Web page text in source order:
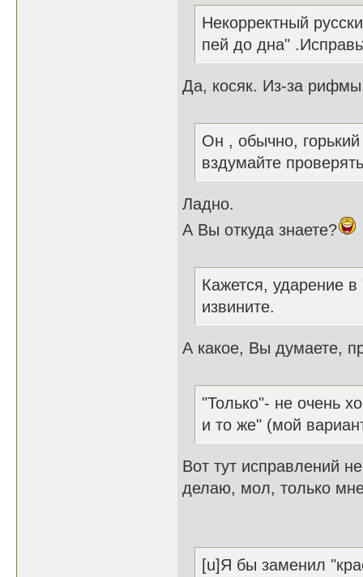
Некорректный
пей до дна"
Да, косяк. Из-за
Он , обычно,
вздумайте
Ладно.
А Вы откуда знаете?
Кажется, ударение
извините.
А какое, Вы думаете,
"Только"- не очень
и то же" (мой
Вот тут исправлений
делаю, мол, только
[u]Я бы заменил